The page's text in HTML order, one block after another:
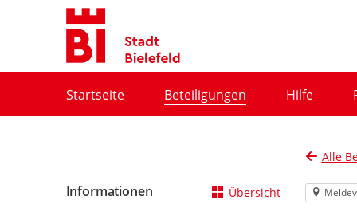
Startseite Beteiligungen Hilfe
Alle
Informationen Übersicht